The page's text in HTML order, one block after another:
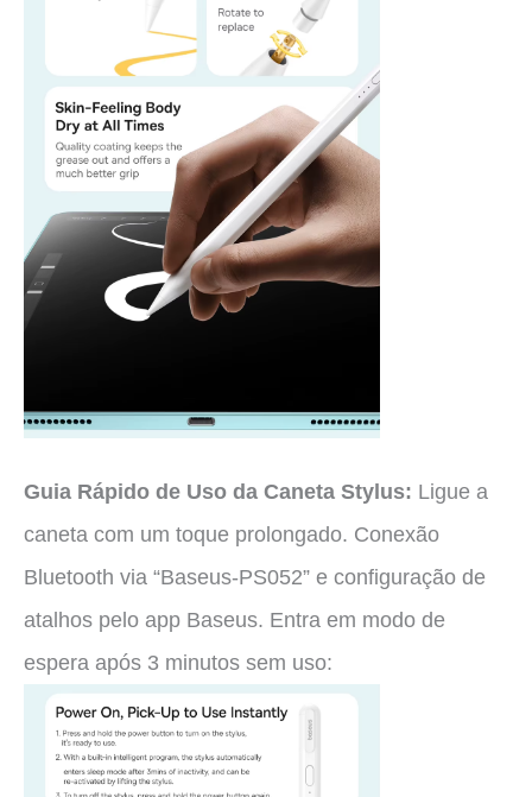
Guia Rápido de Uso da Caneta Stylus: Ligue a
caneta com um toque prolongado. Conexão
Bluetooth via “Baseus-PS052” e configuração de
atalhos pelo app Baseus. Entra em modo de
espera após 3 minutos sem uso: